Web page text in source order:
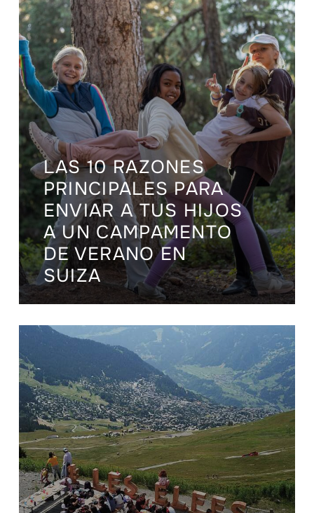
LAS 10 RAZONES
PRINCIPALES PARA
ENVIAR A TUS HIJOS
A UN CAMPAMENTO
DE VERANO EN
SUIZA